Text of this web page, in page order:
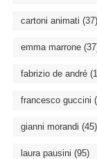
cartoni animati (37)
emma marrone
fabrizio de andré
francesco guccini
gianni morandi (45)
laura pausini (95)